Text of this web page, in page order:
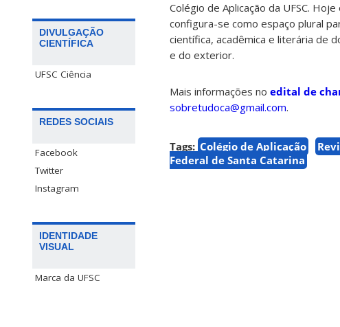
DIVULGAÇÃO
CIENTÍFICA
UFSC Ciência
REDES SOCIAIS
Facebook
Twitter
Instagram
IDENTIDADE
VISUAL
Marca da UFSC
Colégio de Aplicação da UFSC.
configura-se como espaço plural
científica, acadêmica e literária de
e do exterior.
Mais informações no edital de
sobretudoca@gmail.com.
Tags: Colégio de Aplicação
Federal de Santa Catarina